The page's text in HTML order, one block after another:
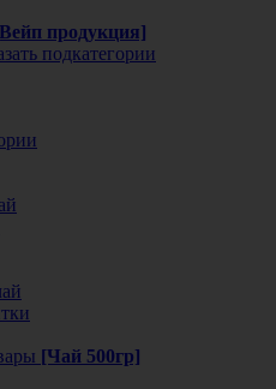
продукция]
подкатегории
[Чай 500гр]